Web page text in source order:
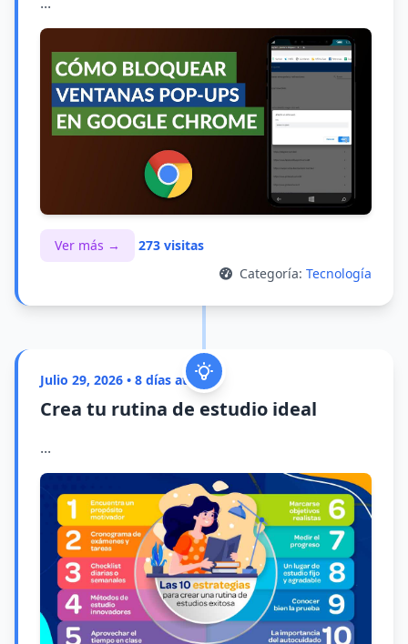
Ver más →
273 visitas
Categoría: Tecnología
Julio 29, 2026 • 8 días atrás
Crea tu rutina de estudio ideal
...